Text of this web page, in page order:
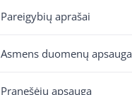
Pareigybių aprašai
Asmens duomenų apsauga
Pranešėjų apsauga